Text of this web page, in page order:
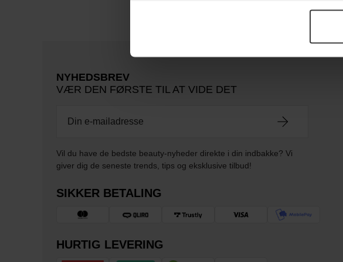
NYHEDSBREV
VÆR DEN FØRSTE TIL AT VIDE DET
Vil du have de bedste beauty-nyheder direkte i din indbakke? Vi
giver dig de seneste trends, tips og eksklusive tilbud!
SIKKER BETALING
HURTIG LEVERING